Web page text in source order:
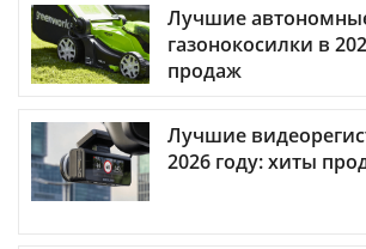
Лучшие
газонокосилки в
продаж
Лучшие
2026 году: хиты